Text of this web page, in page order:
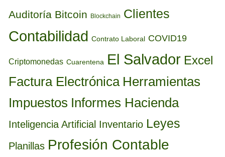
Auditoría Bitcoin Blockchain Clientes
Contabilidad Contrato Laboral COVID19
Criptomonedas Cuarentena El Salvador Excel
Factura Electrónica Herramientas
Impuestos Informes Hacienda
Inteligencia Artificial Inventario Leyes
Planillas Profesión Contable